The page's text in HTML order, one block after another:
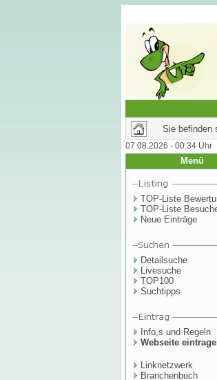
Sie befinden
07.08.2026 - 00:34 Uhr
Menü
TOP-Liste
TOP-Liste
Neue Einträge
Detailsuche
Livesuche
TOP100
Suchtipps
Info,s und Regeln
Webseite
Linknetzwerk
Branchenbuch